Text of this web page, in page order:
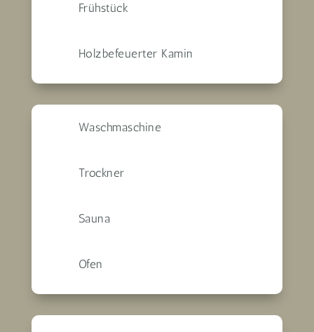
Frühstück
Holzbefeuerter Kamin
Waschmaschine
Trockner
Sauna
Ofen